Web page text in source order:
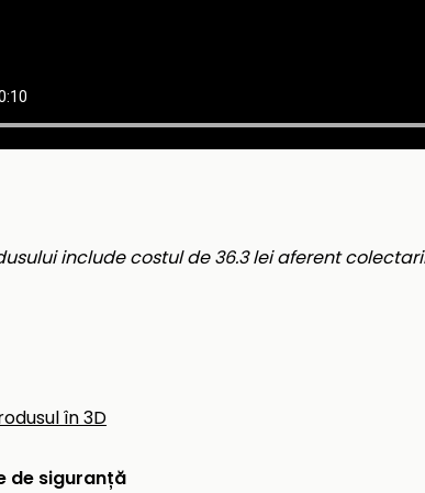
include costul de 36.3 lei aferent
în 3D
de siguranță